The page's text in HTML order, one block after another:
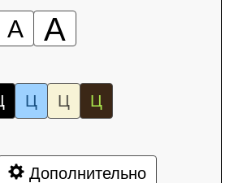
А А
Ц Ц Ц
Дополнительно